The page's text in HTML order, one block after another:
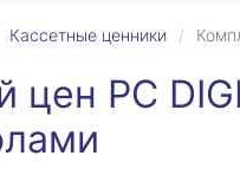
Кассетные ценники
цен PC